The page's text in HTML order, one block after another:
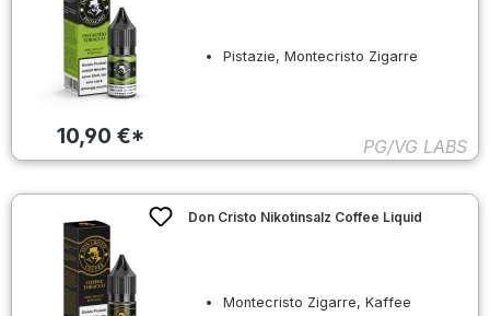
10,90 €*
Pistazie, Montecristo Zigarre
PG/VG LABS
Don Cristo Nikotinsalz Coffee Liquid
Montecristo Zigarre, Kaffee